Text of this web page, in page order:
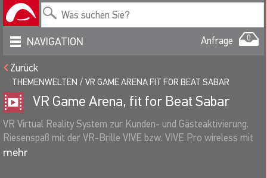
NAVIGATION Anfrage 0
Zurück
THEMENWELTEN VR GAME ARENA FIT FOR BEAT SABAR
VR Game Arena, fit for Beat Sabar
VR Virtual Reality System zur Kunden- und Gästeaktivierung.
Riesenspaß mit der VR-Brille VIVE bzw. VIVE Pro wireless mit
OLED-Display, brillianter Auflösung und 360° Rundumsicht.